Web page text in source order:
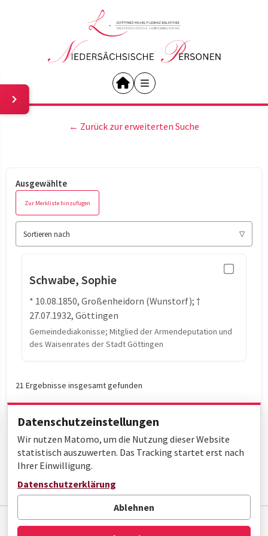
← Zurück zur erweiterten Suche
Ausgewählte
Zur Merkliste hinzufügen
Sortieren nach
Schwabe, Sophie
* 10.08.1850, Großenheidorn (Wunstorf); †
27.07.1932, Göttingen
Gemeindediakonisse; Mitglied der Armendeputation und
des Waisenrates der Stadt Göttingen
21 Ergebnisse insgesamt gefunden
Impressum Datenschutz
Barrierefreiheit
Datenschutzeinstellungen
Wir nutzen Matomo, um die Nutzung dieser Website
statistisch auszuwerten. Das Tracking startet erst nach
Ihrer Einwilligung.
Datenschutzerklärung
Ablehnen